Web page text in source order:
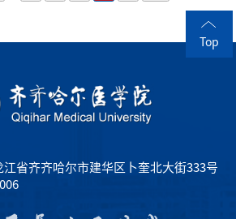
守疫情防控规定，线
Top
江省齐齐哈尔市建华区卜奎北大街333号